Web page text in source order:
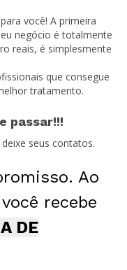
você! A primeira
negócio é totalmente
reais, é simplesmente
que consegue
tratamento.
passar!!!
seus contatos.
Ao
você recebe
DE